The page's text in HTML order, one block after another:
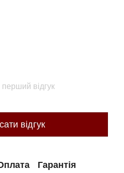
відгук
відгук
Гарантія